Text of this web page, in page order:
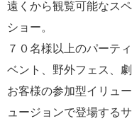
遠くから観覧可能なス
ショー。
７０名様以上のパーテ
ベント、野外フェス、
お客様の参加型イリュ
ュージョンで登場する